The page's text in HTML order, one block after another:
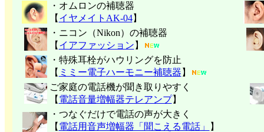
・オムロンの補聴器
【 イヤメイトAK-04】
・ニコン（Nikon）の補聴器
【 イアファッション 】
・特殊耳栓がハウリングを防止
【 ミミー電子ハーモニー補聴器 】
ご家庭の電話機が聞き取りやすく
【 電話音量増幅器テレアンプ】
・つなぐだけで電話の声が大きく
【 電話用音声増幅器「聞こえる電話」 】